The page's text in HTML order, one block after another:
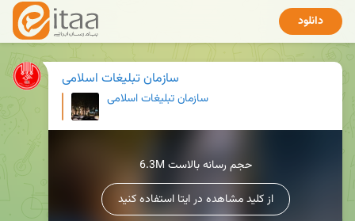
دانلود